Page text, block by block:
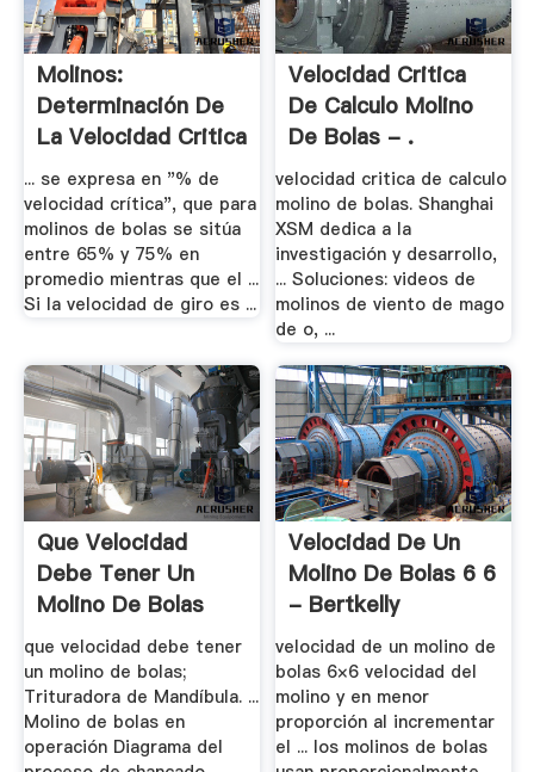
Molinos:
Determinación De
La Velocidad Critica
... se expresa en "% de
velocidad crítica", que para
molinos de bolas se sitúa
entre 65% y 75% en
promedio mientras que el ...
Si la velocidad de giro es ...
Velocidad Critica
De Calculo Molino
De Bolas - .
velocidad critica de calculo
molino de bolas. Shanghai
XSM dedica a la
investigación y desarrollo,
... Soluciones: videos de
molinos de viento de mago
de o, ...
Que Velocidad
Debe Tener Un
Molino De Bolas
que velocidad debe tener
un molino de bolas;
Trituradora de Mandíbula. ...
Molino de bolas en
operación Diagrama del
Velocidad De Un
Molino De Bolas 6 6
- Bertkelly
velocidad de un molino de
bolas 6×6 velocidad del
molino y en menor
proporción al incrementar
el ... los molinos de bolas